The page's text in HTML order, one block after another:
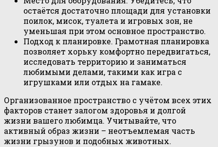
остаётся достаточно площади для установки
поилок, мисок, туалета и игровых зон, не
уменьшая при этом основное пространство.
Подход к планировке. Грамотная планировка
позволяет хорьку комфортно передвигаться,
исследовать территорию и заниматься
любимыми делами, такими как игра с
игрушками или отдых на гамаке.
Организованное пространство с учётом всех этих
факторов станет залогом здоровья и долгой
жизни вашего любимца. Учитывайте, что
активный образ жизни – неотъемлемая часть
жизни грызунов и подобных животных.